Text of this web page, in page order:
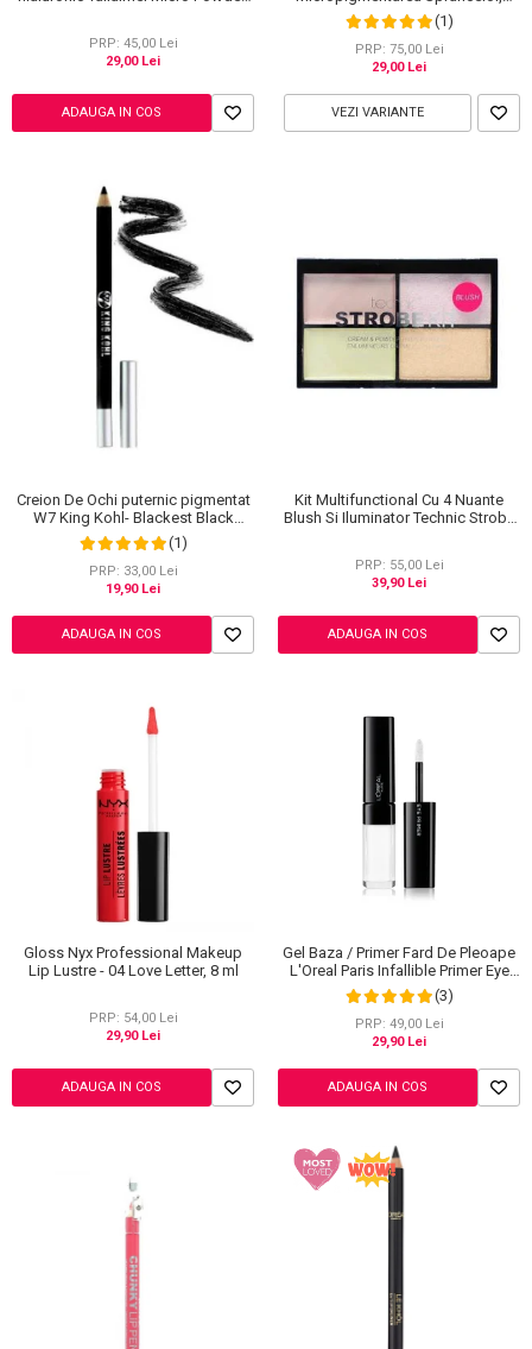
PRP: 45,00 Lei
29,00 Lei
ADAUGA IN COS
Efect Natural de Microblading,
Aspect de Sprancene Pline
(1)
PRP: 75,00 Lei
29,00 Lei
VEZI VARIANTE
Creion De Ochi puternic pigmentat
W7 King Kohl- Blackest Black
(Negru) (1)
PRP: 33,00 Lei
19,90 Lei
ADAUGA IN COS
Kit Multifunctional Cu 4 Nuante
Blush Si Iluminator Technic Strobe
PRP: 55,00 Lei
39,90 Lei
ADAUGA IN COS
Gloss Nyx Professional Makeup
Lip Lustre - 04 Love Letter, 8 ml
PRP: 54,00 Lei
29,90 Lei
ADAUGA IN COS
Gel Baza / Primer Fard De Pleoape
L'Oreal Paris Infallible Primer Eye
Shadow Base 100, 3 ml
(3)
PRP: 49,00 Lei
29,90 Lei
ADAUGA IN COS